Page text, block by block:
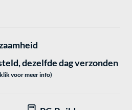
dezelfde dag verzonden
voor meer info)